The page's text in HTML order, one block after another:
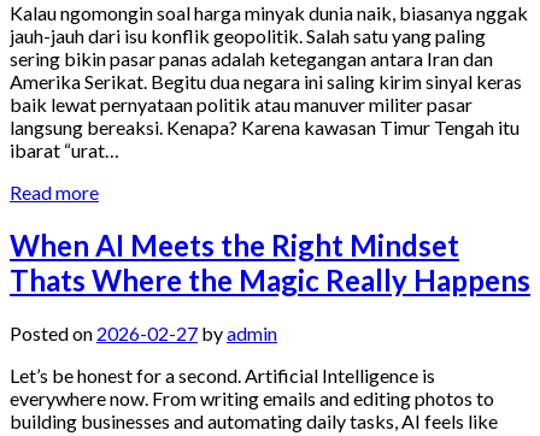
Kalau ngomongin soal harga minyak dunia naik, biasanya nggak
jauh-jauh dari isu konflik geopolitik. Salah satu yang paling
sering bikin pasar panas adalah ketegangan antara Iran dan
Amerika Serikat. Begitu dua negara ini saling kirim sinyal keras
baik lewat pernyataan politik atau manuver militer pasar
langsung bereaksi. Kenapa? Karena kawasan Timur Tengah itu
ibarat “urat…
Read more
When AI Meets the Right Mindset
Thats Where the Magic Really Happens
Posted on 2026-02-27 byadmin
Let’s be honest for a second. Artificial Intelligence is
everywhere now. From writing emails and editing photos to
building businesses and automating daily tasks, AI feels like